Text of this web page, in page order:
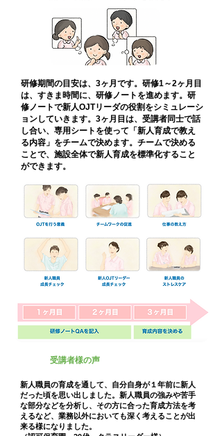
研修期間の目安は、3ヶ月です。研修1～2ヶ月目
は、すきま時間に、研修ノートを進めます。研
修ノートで新人OJTリーダの役割をシミュレーシ
ョンしていきます。3ヶ月目は、受講者同士で話
し合い、専用シートを使って「新人育成で教え
る内容」をチームで決めます。チームで決める
ことで、施設全体で新人育成を標準化すること
ができます。
受講者様の声
新人職員の育成を通して、自分自身が１年前に新人
だった頃を思い出しました。新人職員の強みや苦手
な部分などを分析し、その方に合った育成方法を考
えるなど、業務以外においても深く考えることが出
来る様になりました。